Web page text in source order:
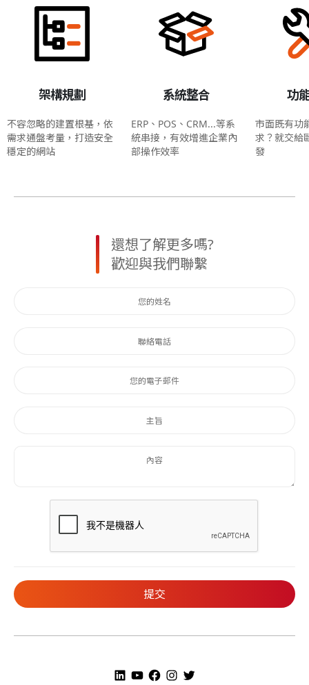
架構規劃
不容忽略的建置根基，依
需求通盤考量，打造安全
穩定的網站
系統整合
ERP、POS、CRM...等系
統串接，有效增進企業內
部操作效率
功
市面既有功
求？就交給
發
還想了解更多嗎?
歡迎與我們聯繫